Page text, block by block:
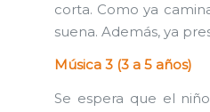
corta. Como ya
suena. Además, ya
Música 3 (3 a 5 años)
Se espera que el